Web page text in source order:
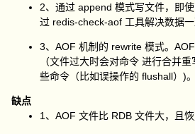
2、通过 append 模式写文件，即
过 redis-check-aof 工具解决数据一
3、AOF 机制的 rewrite 模式。
（文件过大时会对命令 进行合并
些命令（比如误操作的 flushall）)。
缺点
1、AOF 文件比 RDB 文件大，且恢